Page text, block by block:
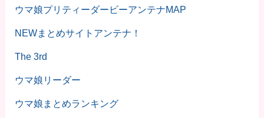
ウマ娘プリティーダービーアンテナMAP
NEWまとめサイトアンテナ！
The 3rd
ウマ娘リーダー
ウマ娘まとめランキング